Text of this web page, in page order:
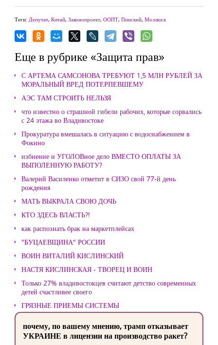
Теги: Депутат, Китай, Законопроект, ООПТ, Пинский, Моллюск
Еще в рубрике «Защита прав»
С АРТЕМА САМСОНОВА ТРЕБУЮТ 1,5 МЛН РУБЛЕЙ ЗА
МОРАЛЬНЫЙ ВРЕД ПОТЕРПЕВШЕМУ
АЭС ТАМ СТРОИТЬ НЕЛЬЗЯ
что известно о страшной гибели рабочих, которые сорвались
с 24 этажа во Владивостоке
Прокуратура вмешалась в ситуацию с водоснабжением в
Фокино
избиение и УГОЛОВное дело ВМЕСТО ОПЛАТЫ ЗА
ВЫПОЛЕННУЮ РАБОТУ?
Валерий Василенко отметит в СИЗО свой 77-й день
рождения
МАТЬ ВЫКРАЛА СВОЮ ДОЧЬ
КТО ЗДЕСЬ ВЛАСТЬ?!
как распознать брак на маркетплейсах
"БУЦАЕВЩИНА" РОССИИ
ВОИН ВИТАЛИЙ КИСЛИНСКИЙ
НАСТЯ КИСЛИНСКАЯ - ТВОРЕЦ И ВОИН
Только 27% владивостокцев считают детство современных
детей счастливее своего
ГРЯЗНЫЕ ПРИЕМЫ СИСТЕМЫ
почему, по вашему мнению, трамп отказывает
УКРАИНЕ в лицензии на производство ракет?